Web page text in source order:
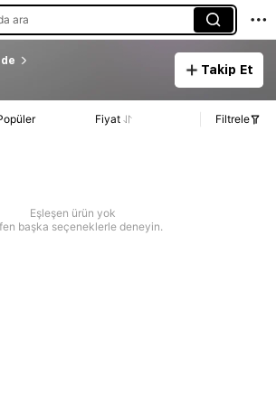
ara
Takip Et
Fiyat Filtrele
Eşleşen ürün yok
başka seçeneklerle deneyin.